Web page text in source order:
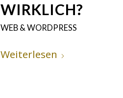
WIRKLICH?
WEB & WORDPRESS
Weiterlesen